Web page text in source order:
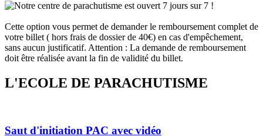
Notre centre de parachutisme est ouvert 7 jours sur 7 !
Cette option vous permet de demander le remboursement complet de
votre billet ( hors frais de dossier de 40€) en cas d'empêchement,
sans aucun justificatif. Attention : La demande de remboursement
doit être réalisée avant la fin de validité du billet.
L'ECOLE DE PARACHUTISME
Saut d'initiation PAC avec vidéo